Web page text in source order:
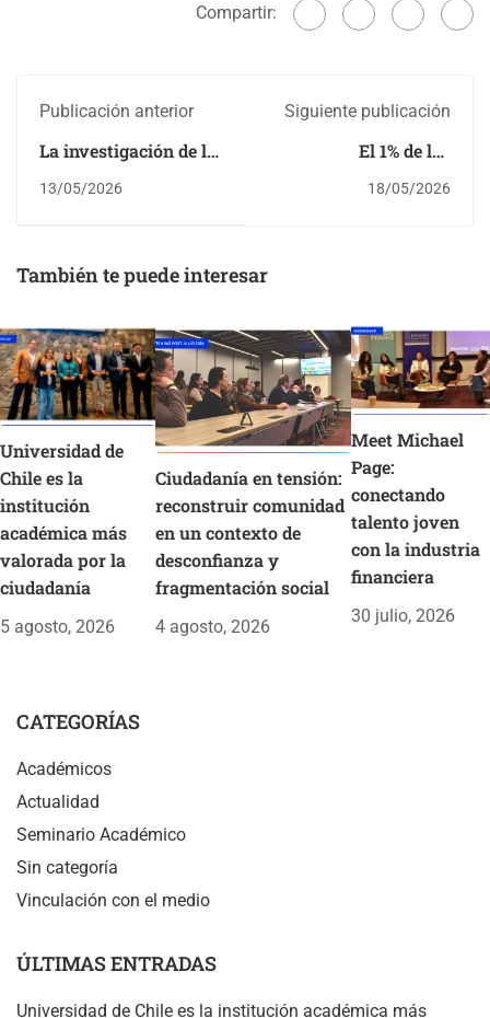
Compartir:
Publicación anterior
La investigación de la
profesora Leslier
prestigiosa revista
cuartil Q1 de WoS
13/05/2026
Siguiente publicación
El 1% de los
inversionistas
18/05/2026
También te puede interesar
Universidad de
Chile es la
institución
académica más
valorada por la
ciudadanía
5 agosto, 2026
Ciudadanía en tensión:
reconstruir comunidad
en un contexto de
desconfianza y
fragmentación social
4 agosto, 2026
Meet Michael
Page:
conectando
talento joven
con la industria
financiera
30 julio, 2026
CATEGORÍAS
Académicos
Actualidad
Seminario Académico
Sin categoría
Vinculación con el medio
ÚLTIMAS ENTRADAS
Universidad de Chile es la institución académica más